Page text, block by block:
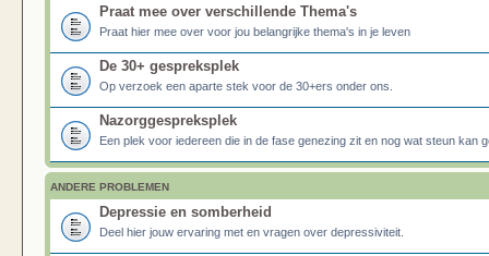
Praat mee over verschillende Thema's
Praat hier mee over voor jou belangrijke thema's in je leven
De 30+ gespreksplek
Op verzoek een aparte stek voor de 30+ers onder ons.
Nazorggespreksplek
Een plek voor iedereen die in de fase genezing zit en nog wat steun kan
ANDERE PROBLEMEN
Depressie en somberheid
Deel hier jouw ervaring met en vragen over depressiviteit.